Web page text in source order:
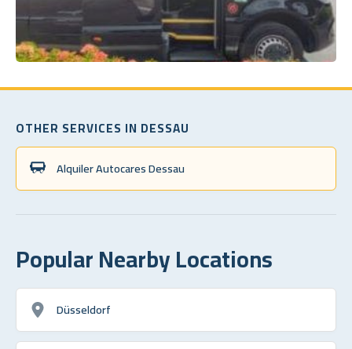
OTHER SERVICES IN DESSAU
Alquiler Autocares Dessau
Popular Nearby Locations
Düsseldorf